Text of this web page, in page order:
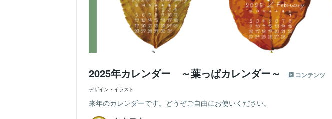
2025年カレンダー ～葉っぱカレンダー～ コンテンツ
デザイン・イラスト
来年のカレンダーです。どうぞご自由にお使いください。